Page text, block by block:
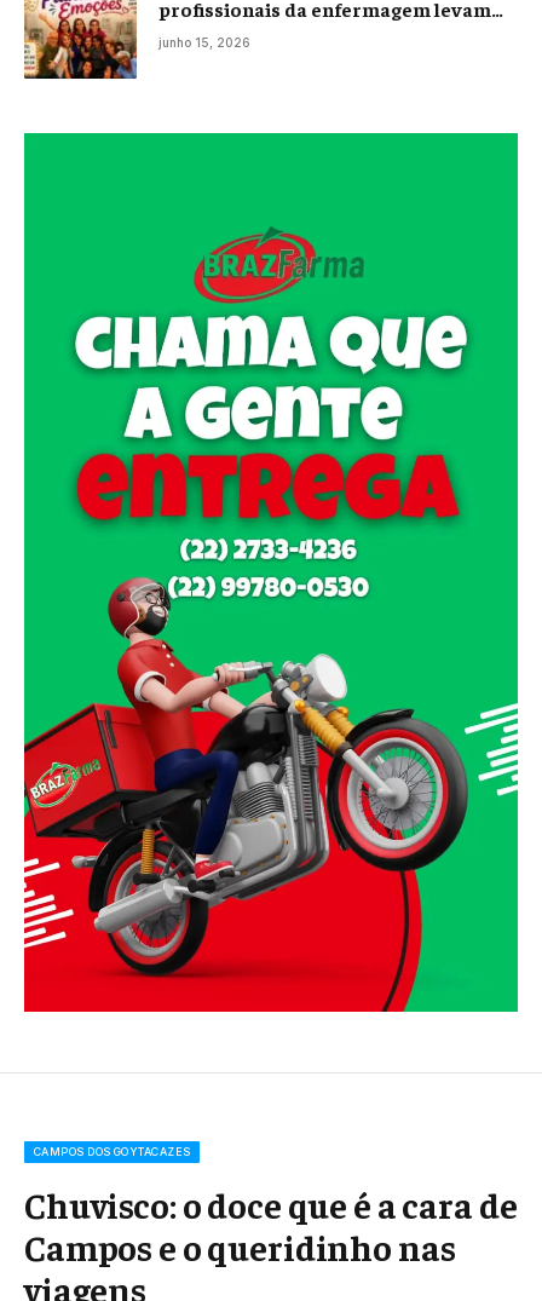
profissionais da enfermagem levam
histórias reais ao palco em Campos
junho 15, 2026
CAMPOS DOS GOYTACAZES
Chuvisco: o doce que é a cara de
Campos e o queridinho nas
viagens